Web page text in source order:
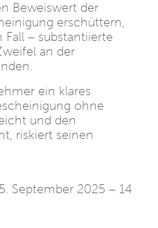
Beweiswert der
erschüttern,
– substantiierte
an der
ein klares
ohne
und den
riskiert seinen
September 2025 – 14